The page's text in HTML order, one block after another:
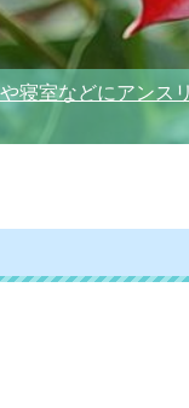
や寝室などにアンス